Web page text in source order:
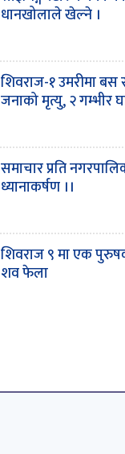
धानखोलाले खेल्ने ।
शिवराज-१ उमरीमा बस
जनाको मृत्यु, २ गम्भीर
समाचार प्रति
ध्यानाकर्षण ।।
शिवराज ९ मा एक
शव फेला